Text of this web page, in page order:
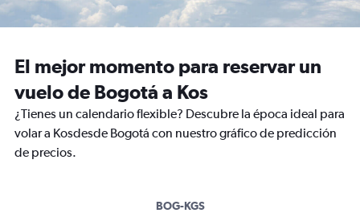
El mejor momento para reservar un
vuelo de Bogotá a Kos
¿Tienes un calendario flexible? Descubre la época ideal para
volar a Kosdesde Bogotá con nuestro gráfico de predicción
de precios.
BOG-KGS